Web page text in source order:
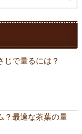
じで量るには？
？最適な茶葉の量